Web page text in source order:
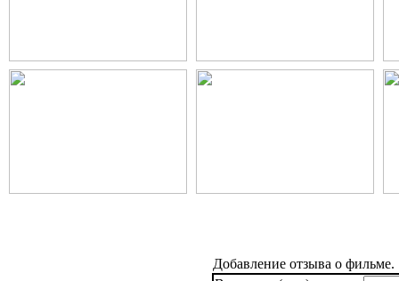
Добавление отзыва о фильме.